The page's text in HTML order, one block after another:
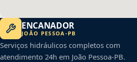
ENCANADOR
JOÃO PESSOA -PB
Serviços hidráulicos completos com
atendimento 24h em João Pessoa-PB.